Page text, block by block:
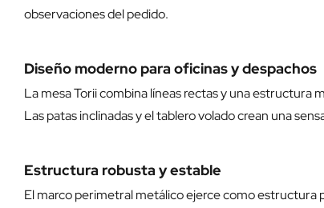
observaciones del pedido.
Diseño moderno para oficinas y despachos
La mesa Torii combina líneas rectas y una estructura
Las patas inclinadas y el tablero volado crean una
Estructura robusta y estable
El marco perimetral metálico ejerce como estructura